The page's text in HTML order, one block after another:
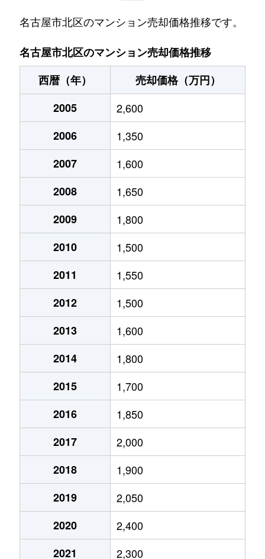
金城
75万円 名城公園
徒歩8分
金城
900万円 名城公園
金城
名城公園
徒歩8分
630万円
2,500万円
1,600万円
楠味鋺
1,700万円
楠味鋺
1,300万円
楠味鋺
1,200万円
黒川本通
1,800万円
志賀町
2,100万円
志賀町
4,500万円
志賀本通
3,900万円
志賀本通
2,900万円
志賀南通
1,600万円
志賀南通
1,700万円
志賀南通
1,800万円
2,000万円
2,700万円
名古屋市北区のマンション売却価格推移です。
名古屋市北区のマンション売却価格推移
西暦（年）
売却価格（万円）
2005
2,600
2006
1,350
2007
1,600
2008
1,650
2009
1,800
2010
1,500
2011
1,550
2012
1,500
2013
1,600
2014
1,800
2015
1,700
2016
1,850
2017
2,000
2018
1,900
2019
2,050
2020
2,400
2021
2,300